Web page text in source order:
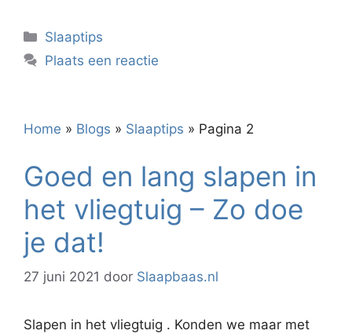
Categorieën
Slaaptips
Plaats een reactie
Home » Blogs » Slaaptips » Pagina 2
Goed en lang slapen in
het vliegtuig – Zo doe
je dat!
27 juni 2021 door Slaapbaas.nl
Slapen in het vliegtuig . Konden we maar met